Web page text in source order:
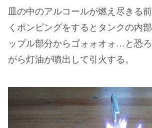
皿の中のアルコールが燃え尽きる
くポンピングをするとタンクの内
ップル部分からゴォォオォ…と恐
がら灯油が噴出して引火する。